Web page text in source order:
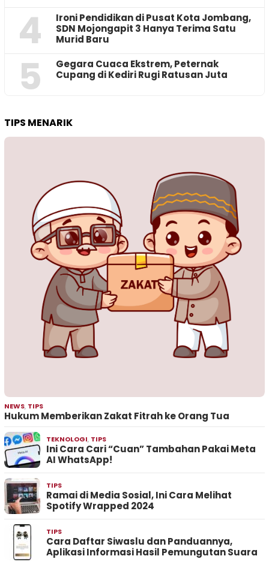
4
Ironi Pendidikan di Pusat Kota Jombang,
SDN Mojongapit 3 Hanya Terima Satu
Murid Baru
5
‎Gegara Cuaca Ekstrem, Peternak
Cupang di Kediri Rugi Ratusan Juta
TIPS MENARIK
NEWS, TIPS
Hukum Memberikan Zakat Fitrah ke Orang Tua
TEKNOLOGI, TIPS
Ini Cara Cari “Cuan” Tambahan Pakai Meta
AI WhatsApp!
TIPS
Ramai di Media Sosial, Ini Cara Melihat
Spotify Wrapped 2024
TIPS
Cara Daftar Siwaslu dan Panduannya,
Aplikasi Informasi Hasil Pemungutan Suara